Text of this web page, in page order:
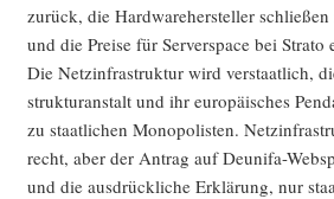
zurück, die Hard­ware­her­stel­ler
und die Prei­se für Ser­ver­space bei
Die Netz­in­fra­struk­tur wird ver­staat­lich,
struk­tur­an­stalt und ihr euro­päi­sches
zu staat­li­chen Mono­po­lis­ten.
recht, aber der Antrag auf Deuni­fa-
und die aus­drück­li­che Erklä­rung, nur